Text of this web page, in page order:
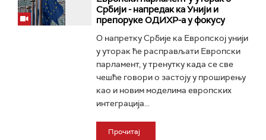
Србији - напредак ка Унији и
препоруке ОДИХР-а у фокусу
О напретку Србије ка Европској унији
у уторак ће расправљати Европски
парламент, у тренутку када се све
чешће говори о застоју у проширењу
као и новим моделима европских
интеграција...
Прочитај